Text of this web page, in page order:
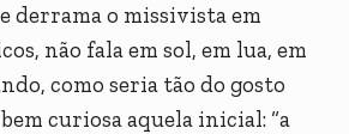
derrama o missivista em
não fala em sol, em lua, em
como seria tão do gosto
curiosa aquela inicial: “a